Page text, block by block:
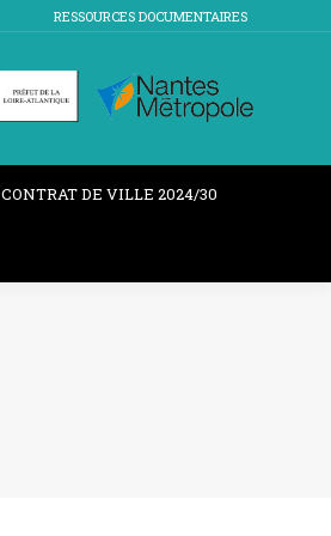
RESSOURCES DOCUMENTAIRES
CONTRAT DE VILLE 2024/30